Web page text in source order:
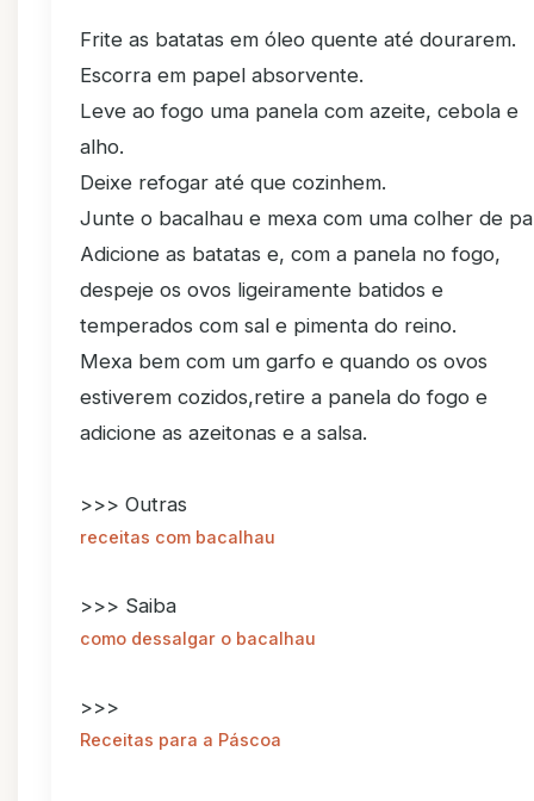
Frite as batatas em óleo quente até dourarem.
Escorra em papel absorvente.
Leve ao fogo uma panela com azeite, cebola e
alho.
Deixe refogar até que cozinhem.
Junte o bacalhau e mexa com uma colher de
Adicione as batatas e, com a panela no fogo,
despeje os ovos ligeiramente batidos e
temperados com sal e pimenta do reino.
Mexa bem com um garfo e quando os ovos
estiverem cozidos,retire a panela do fogo e
adicione as azeitonas e a salsa.
>>> Outras
receitas com bacalhau
>>> Saiba
como dessalgar o bacalhau
>>>
Receitas para a Páscoa